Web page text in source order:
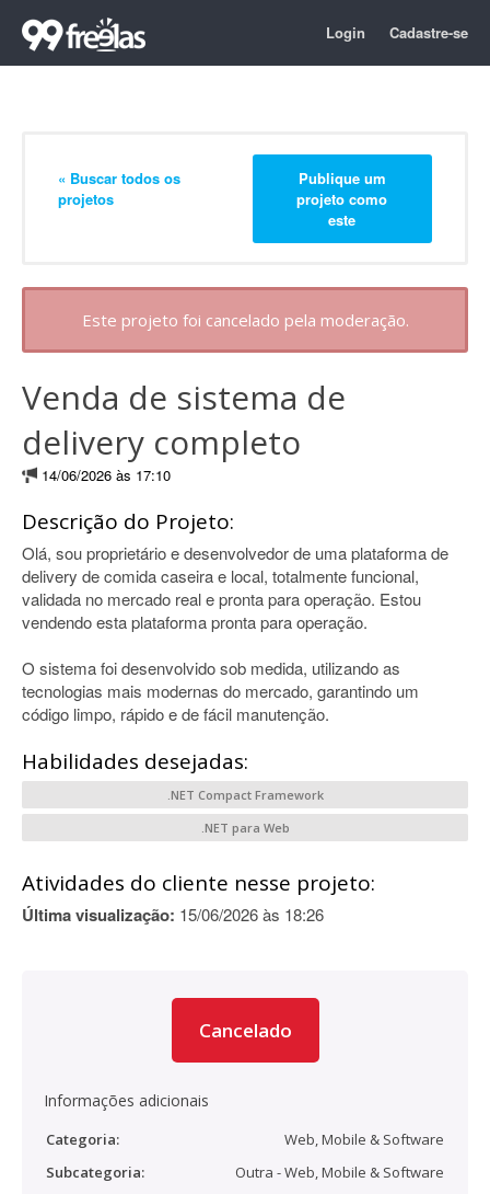
Login Cadastre-se
« Buscar todos os
projetos
Publique um
projeto como
este
Este projeto foi cancelado pela moderação.
Venda de sistema de
delivery completo
14/06/2026 às 17:10
Descrição do Projeto:
Olá, sou proprietário e desenvolvedor de uma plataforma de
delivery de comida caseira e local, totalmente funcional,
validada no mercado real e pronta para operação. Estou
vendendo esta plataforma pronta para operação.
O sistema foi desenvolvido sob medida, utilizando as
tecnologias mais modernas do mercado, garantindo um
código limpo, rápido e de fácil manutenção.
Habilidades desejadas:
.NET Compact Framework
.NET para Web
Atividades do cliente nesse projeto:
Última visualização: 15/06/2026 às 18:26
Cancelado
Informações adicionais
Categoria:
Web, Mobile & Software
Subcategoria:
Outra - Web, Mobile & Software